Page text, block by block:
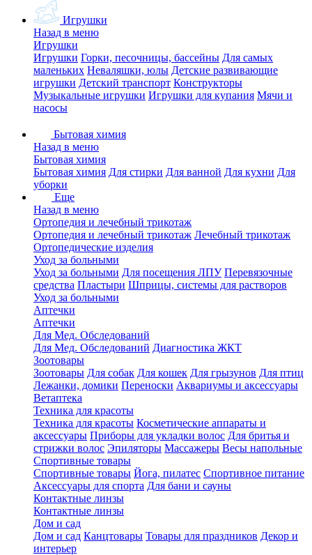
Игрушки
Назад в меню
Игрушки
Игрушки Горки, песочницы, бассейны Для самых
маленьких Неваляшки, юлы Детские развивающие
игрушки Детский транспорт Конструкторы
Музыкальные игрушки Игрушки для купания Мячи и
насосы
Бытовая химия
Назад в меню
Бытовая химия
Бытовая химия Для стирки Для ванной Для кухни Для
уборки
Еще
Назад в меню
Ортопедия и лечебный трикотаж
Ортопедия и лечебный трикотаж Лечебный трикотаж
Ортопедические изделия
Уход за больными
Уход за больными Для посещения ЛПУ Перевязочные
средства Пластыри Шприцы, системы для растворов
Уход за больными
Аптечки
Аптечки
Для Мед. Обследований
Для Мед. Обследований Диагностика ЖКТ
Зоотовары
Зоотовары Для собак Для кошек Для грызунов Для птиц
Лежанки, домики Переноски Аквариумы и аксессуары
Ветаптека
Техника для красоты
Техника для красоты Косметические аппараты и
аксессуары Приборы для укладки волос Для бритья и
стрижки волос Эпиляторы Массажеры Весы напольные
Спортивные товары
Спортивные товары Йога, пилатес Спортивное питание
Аксессуары для спорта Для бани и сауны
Контактные линзы
Контактные линзы
Дом и сад
Дом и сад Канцтовары Товары для праздников Декор и
интерьер